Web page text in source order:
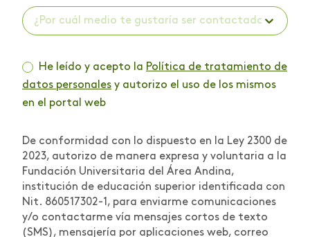
¿Por cuál medio te gustaría ser contactado? *
He leído y acepto la Política de tratamiento de
datos personales y autorizo el uso de los mismos
en el portal web
De conformidad con lo dispuesto en la Ley 2300 de
2023, autorizo de manera expresa y voluntaria a la
Fundación Universitaria del Área Andina,
institución de educación superior identificada con
Nit. 860517302-1, para enviarme comunicaciones
y/o contactarme vía mensajes cortos de texto
(SMS), mensajería por aplicaciones web, correo